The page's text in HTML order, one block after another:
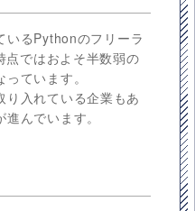
いるPythonのフリーラ
点ではおよそ半数弱の
ています。
り入れている企業もあ
んでいます。